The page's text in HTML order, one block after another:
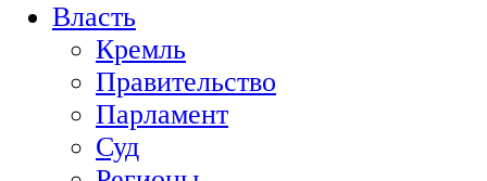
Власть
Кремль
Правительство
Парламент
Суд